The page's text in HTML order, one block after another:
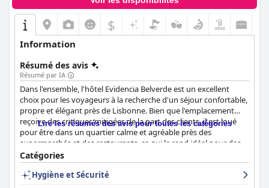
$
Information
Résumé des avis
Résumé par IA
Dans l'ensemble, l'hôtel Evidencia Belverde est un excellent
choix pour les voyageurs à la recherche d'un séjour confortable,
propre et élégant près de Lisbonne. Bien que l'emplacement
reçoive des critiques mitigées de la part des clients, il est loué
pour être dans un quartier calme et agréable près des
supermarchés et des restaurants, ce qui le rend idéal pour des
vacances à la plage. Le petit déjeuner de l'hôtel est très apprécié
pour sa qualité exceptionnelle, sa diversité et sa présentation.
Le service fourni par le personnel est fantastique et les clients
Lire les résumés des avis pour toutes les catégories
Catégories
Hygiène et Sécurité